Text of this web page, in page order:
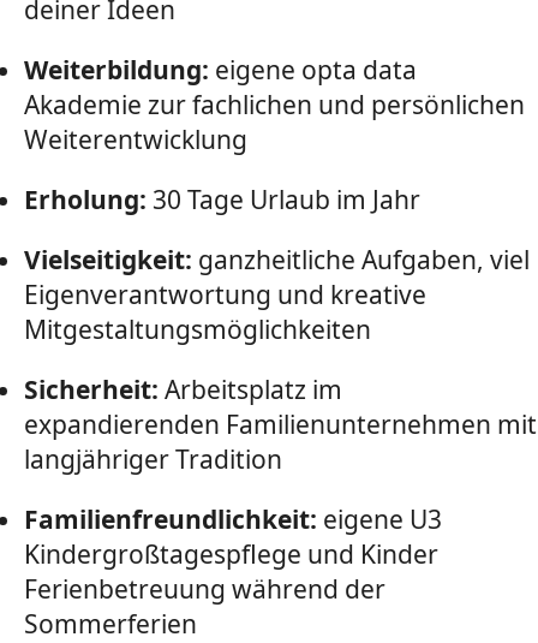
deiner Ideen
Weiterbildung: eigene opta data
Akademie zur fachlichen und persönlichen
Weiterentwicklung
Erholung: 30 Tage Urlaub im Jahr
Vielseitigkeit: ganzheitliche Aufgaben, viel
Eigenverantwortung und kreative
Mitgestaltungsmöglichkeiten
Sicherheit: Arbeitsplatz im
expandierenden Familienunternehmen mit
langjähriger Tradition
Familienfreundlichkeit: eigene U3
Kindergroßtagespflege und Kinder
Ferienbetreuung während der
Sommerferien